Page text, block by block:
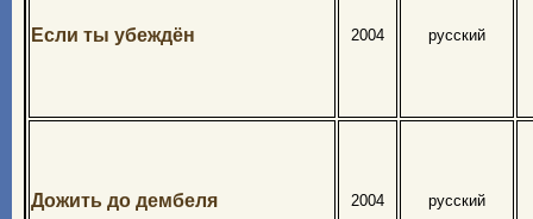
Если ты убеждён 2004 русский
Дожить до дембеля 2004 русский